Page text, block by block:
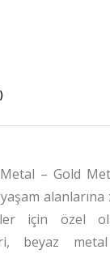
)
– Gold
için özel
beyaz